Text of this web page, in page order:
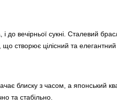
вечірньої сукні. Сталевий
створює цілісний та елегантний
блиску з часом, а японський
та стабільно.